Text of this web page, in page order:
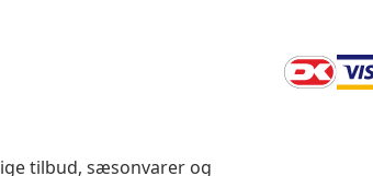
tilbud, sæsonvarer og